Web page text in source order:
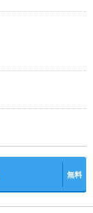
無料